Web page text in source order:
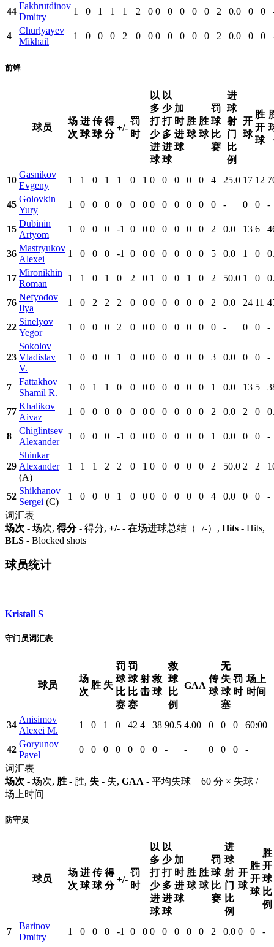
44
Fakhrutdinov
Dmitry
1 0 1 1 1 2 0 0 0 0 0 0 2 0.0 0 0
4
Churlyayev
Mikhail
1 0 0 0 2 0 0 0 0 0 0 0 2 0.0 0 0
前锋
球员
场
次
进
球
传
球
得
分
+/-
罚
时
以
多
打
少
进
球
以
少
打
多
进
球
加
时
进
球
胜
球
胜
球
罚
球
比
赛
进
球
射
门
比
例
开
球
胜
开
球
10
Gasnikov
Evgeny
1 1 0 1 1 0 1 0 0 0 0 0 4 25.0 17 12
45
Golovkin
Yury
1 0 0 0 0 0 0 0 0 0 0 0 0 - 0 0 -
15
Dubinin
Artyom
1 0 0 0 -1 0 0 0 0 0 0 0 2 0.0 13 6
36
Mastryukov
Alexei
1 0 0 0 -1 0 0 0 0 0 0 0 5 0.0 1 0
17
Mironikhin
Roman
1 1 0 1 0 2 0 1 0 0 1 0 2 50.0 1 0
76
Nefyodov
Ilya
1 0 2 2 2 0 0 0 0 0 0 0 2 0.0 24 11
22
Sinelyov
Yegor
1 0 0 0 2 0 0 0 0 0 0 0 0 - 0 0 -
23
Sokolov
Vladislav
V.
1 0 0 0 1 0 0 0 0 0 0 0 3 0.0 0 0 -
7
Fattakhov
Shamil R.
1 0 1 1 0 0 0 0 0 0 0 0 1 0.0 13 5
77
Khalikov
Aivaz
1 0 0 0 0 0 0 0 0 0 0 0 2 0.0 2 0
8
Chiglintsev
Alexander
1 0 0 0 -1 0 0 0 0 0 0 0 1 0.0 0 0 -
29
Shinkar
Alexander
(A)
1 1 1 2 2 0 1 0 0 0 0 0 2 50.0 2 2
52
Shikhanov
Sergei (C)
1 0 0 0 1 0 0 0 0 0 0 0 4 0.0 0 0
-
词汇表
场次 - 场次, 得分- 得分, +/- - 在场进球总结（+/-）, Hits - Hits,
BLS - Blocked shots
球员统计
Kristall S
守门员词汇表
球员
场
次
胜 失
罚
球
比
赛
罚
球
比
赛
射
击
救
球
救
球
比
例
GAA
传
球
无
失
球
塞
罚
时
场上
时间
34
Anisimov
Alexei M.
1 0 1 0 42 4 38 90.5 4.00 0 0 0 60:00
42
Goryunov
Pavel
0 0 0 0 0 0 0 - - 0 0 0
-
词汇表
场次 - 场次, 胜 - 胜, 失 - 失, GAA - 平均失球 = 60 分 × 失球 /
场上时间
防守员
球员
场
次
进
球
传
球
得
分
+/-
罚
时
以
多
打
少
进
球
以
少
打
多
进
球
加
时
进
球
胜
球
胜
球
罚
球
比
赛
进
球
射
门
比
例
开
球
胜
开
球
胜
开
球
比
例
7
Barinov
Dmitry
1 0 0 0 -1 0 0 0 0 0 0 0 2 0.0 0 0
-